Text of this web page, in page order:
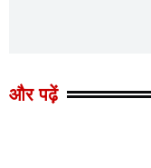
और पढ़ें